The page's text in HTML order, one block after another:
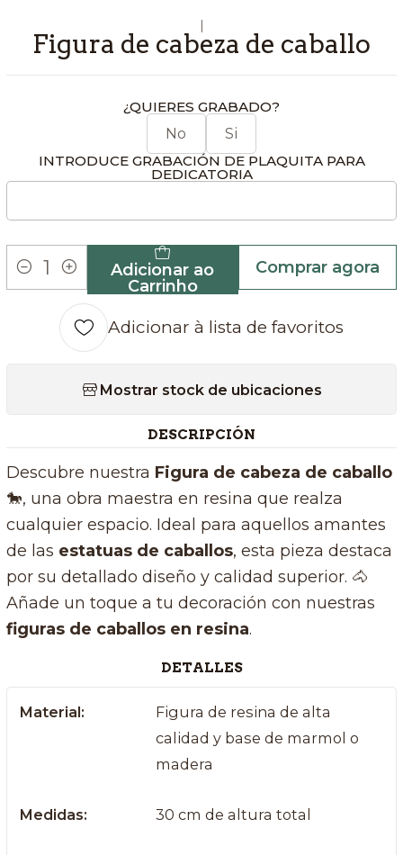
|
Figura de cabeza de caballo
¿QUIERES GRABADO?
No Si
INTRODUCE GRABACIÓN DE PLAQUITA PARA
DEDICATORIA
Quantidade
Adicionar ao
Carrinho
Comprar agora
Adicionar à lista de favoritos
Mostrar stock de ubicaciones
DESCRIPCIÓN
Descubre nuestra Figura de cabeza de caballo
🐎​, una obra maestra en resina que realza
cualquier espacio. Ideal para aquellos amantes
de las estatuas de caballos, esta pieza destaca
por su detallado diseño y calidad superior. 🐴
Añade un toque a tu decoración con nuestras
figuras de caballos en resina.
DETALLES
Material:
Figura de resina de alta
calidad y base de marmol o
madera
Medidas: 30 cm de altura total